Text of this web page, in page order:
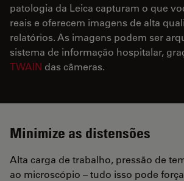
patologia da Leica capturam o que
reais e oferecem imagens de alta
relatórios. As imagens podem ser
sistema de informação hospitalar,
TWAIN das câmeras.
Minimize as distensões
Alta carga de trabalho, pressão de
ao microscópio – tudo isso pode